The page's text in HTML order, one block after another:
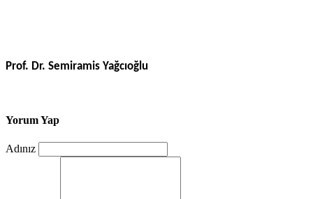
Prof. Dr. Semiramis Yağcıoğlu
Yorum Yap
Adınız